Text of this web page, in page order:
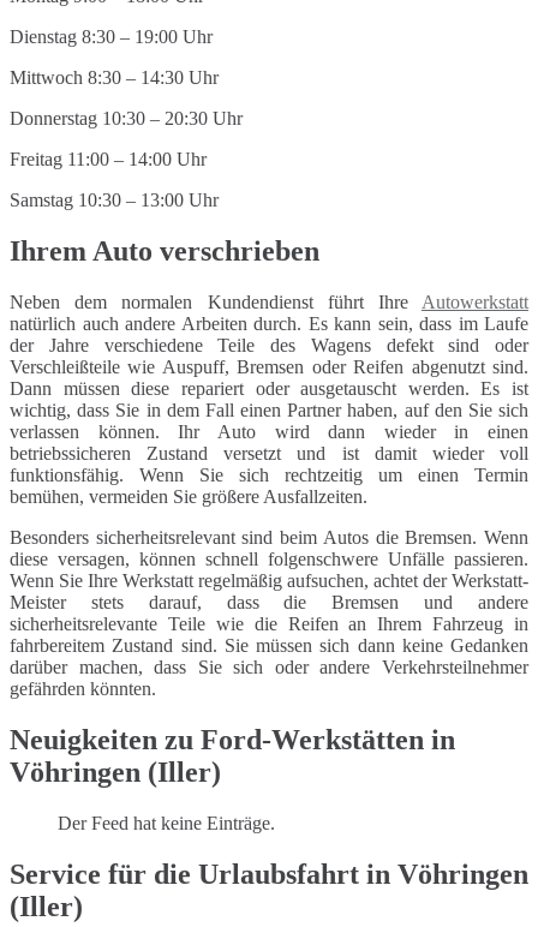
Dienstag 8:30 – 19:00 Uhr
Mittwoch 8:30 – 14:30 Uhr
Donnerstag 10:30 – 20:30 Uhr
Freitag 11:00 – 14:00 Uhr
Samstag 10:30 – 13:00 Uhr
Ihrem Auto verschrieben
Neben dem normalen Kundendienst führt Ihre Autowerkstatt
natürlich auch andere Arbeiten durch. Es kann sein, dass im Laufe
der Jahre verschiedene Teile des Wagens defekt sind oder
Verschleißteile wie Auspuff, Bremsen oder Reifen abgenutzt sind.
Dann müssen diese repariert oder ausgetauscht werden. Es ist
wichtig, dass Sie in dem Fall einen Partner haben, auf den Sie sich
verlassen können. Ihr Auto wird dann wieder in einen
betriebssicheren Zustand versetzt und ist damit wieder voll
funktionsfähig. Wenn Sie sich rechtzeitig um einen Termin
bemühen, vermeiden Sie größere Ausfallzeiten.
Besonders sicherheitsrelevant sind beim Autos die Bremsen. Wenn
diese versagen, können schnell folgenschwere Unfälle passieren.
Wenn Sie Ihre Werkstatt regelmäßig aufsuchen, achtet der Werkstatt-
Meister stets darauf, dass die Bremsen und andere
sicherheitsrelevante Teile wie die Reifen an Ihrem Fahrzeug in
fahrbereitem Zustand sind. Sie müssen sich dann keine Gedanken
darüber machen, dass Sie sich oder andere Verkehrsteilnehmer
gefährden könnten.
Neuigkeiten zu Ford-Werkstätten in
Vöhringen (Iller)
Der Feed hat keine Einträge.
Service für die Urlaubsfahrt in Vöhringen
(Iller)